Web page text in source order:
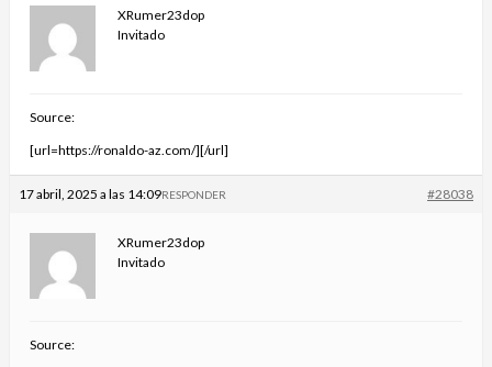
XRumer23dop
Invitado
Source:
[url=https://ronaldo-az.com/][/url]
17 abril, 2025 a las 14:09 #28038
RESPONDER
XRumer23dop
Invitado
Source: